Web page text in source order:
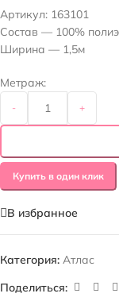
Артикул: 163101
Состав — 100%
Ширина — 1,5м
Метраж:
- +
Купить в один клик
В избранное
Категория: Атлас
Поделиться: